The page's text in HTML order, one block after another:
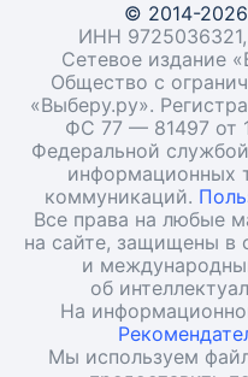
© 2014-
ИНН
Сетевое издание
Общество с
«Выберу.ру».
ФС 77 — 81497 от
Федеральной
информационных
коммуникаций.
Все права на любые
на сайте, защищены в
и
об
На
Мы используем